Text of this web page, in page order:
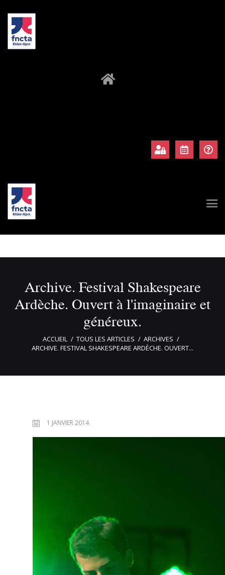
Archive. Festival Shakespeare
Ardèche. Ouvert à l'imaginaire et
généreux.
ACCUEIL TOUS LES ARTICLES
ARCHIVES
ARCHIVE. FESTIVAL SHAKESPEARE ARDÈCHE. OUVERT...
1 JANVIER 2014